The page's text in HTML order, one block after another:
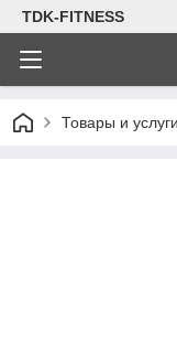
TDK-FITNESS
Товары и услуги